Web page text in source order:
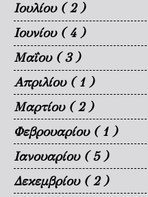
Ιουλίου ( 2 )
Ιουνίου ( 4 )
Μαΐου ( 3 )
Απριλίου ( 1 )
Μαρτίου ( 2 )
Φεβρουαρίου ( 1 )
Ιανουαρίου ( 5 )
Δεκεμβρίου ( 2 )